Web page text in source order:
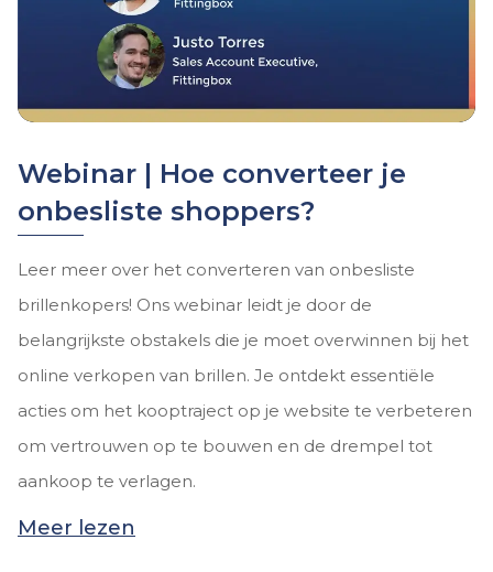
Webinar | Hoe converteer je
onbesliste shoppers?
Leer meer over het converteren van onbesliste
brillenkopers! Ons webinar leidt je door de
belangrijkste obstakels die je moet overwinnen bij het
online verkopen van brillen. Je ontdekt essentiële
acties om het kooptraject op je website te verbeteren
om vertrouwen op te bouwen en de drempel tot
aankoop te verlagen.
Meer lezen